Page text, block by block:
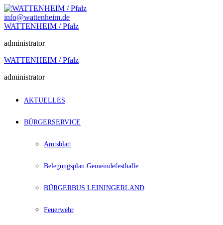
Zum
Inhalt
springen
info@wattenheim.de
WATTENHEIM / Pfalz
administrator
WATTENHEIM / Pfalz
administrator
AKTUELLES
BÜRGERSERVICE
Amtsblatt
Belegungsplan Gemeindefesthalle
BÜRGERBUS LEININGERLAND
Feuerwehr